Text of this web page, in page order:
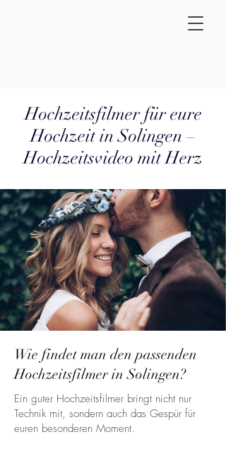
Hochzeitsfilmer für eure
Hochzeit in Solingen –
Hochzeitsvideo mit Herz
Wie findet man den passenden
Hochzeitsfilmer in Solingen?
Ein guter Hochzeitsfilmer bringt nicht nur
Technik mit, sondern auch das Gespür für
euren besonderen Moment.